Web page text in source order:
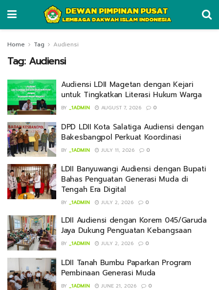
Home Tag Audiensi
Tag: Audiensi
Audiensi LDII Magetan dengan Kejari
untuk Tingkatkan Literasi Hukum Warga
BY _1ADMIN AUGUST 7, 2026 0
DPD LDII Kota Salatiga Audiensi dengan
Bakesbangpol Perkuat Koordinasi
BY _1ADMIN JULY 11, 2026 0
LDII Banyuwangi Audiensi dengan Bupati
Bahas Penguatan Generasi Muda di
Tengah Era Digital
BY _1ADMIN JULY 2, 2026 0
LDII Audiensi dengan Korem 045/Garuda
Jaya Dukung Penguatan Kebangsaan
BY _1ADMIN JULY 2, 2026 0
LDII Tanah Bumbu Paparkan Program
Pembinaan Generasi Muda
BY _1ADMIN JUNE 21, 2026 0